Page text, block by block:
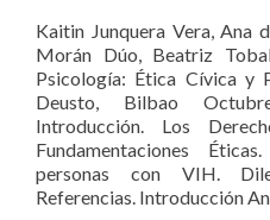
Kaitin Junquera Vera, Ana
Morán Dúo, Beatriz
Psicología: Ética Cívica y
Deusto, Bilbao
Introducción. Los
Fundamentaciones
personas con VIH.
Referencias. Introducción